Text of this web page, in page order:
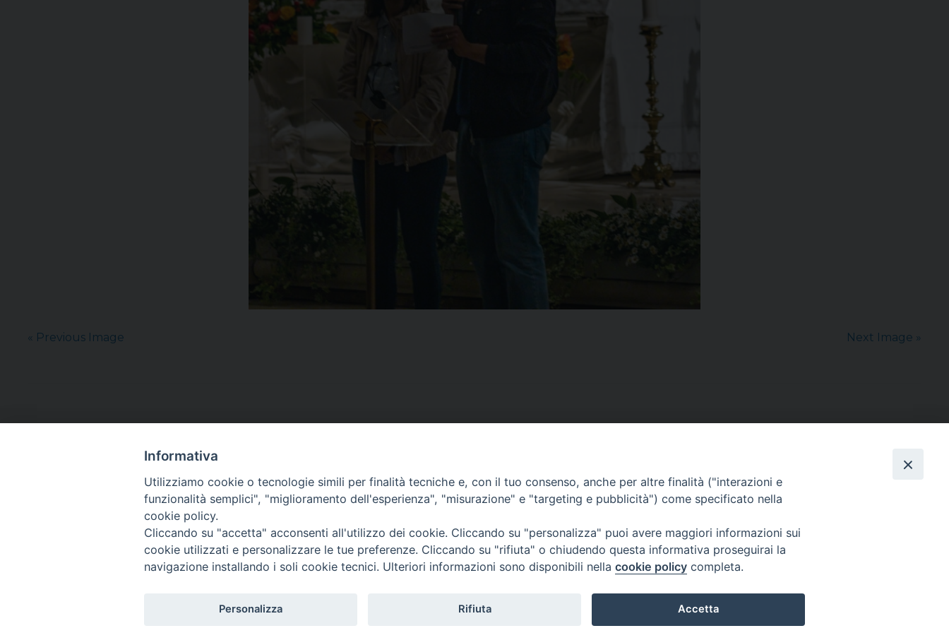
« Previous Image Next Image »
CONTATTI
via Bonporti, 20 – 35141 Padova
tel: +39 351 619 2354
e mail:ufficiovocazionipadova@gmail.com
via Valmarana, 20 – 35133 Padova
instagram:
@casasantandreapadova
e mail:casasantandreapadova@gmail.
Informativa
Utilizziamo cookie o tecnologie simili per finalità tecniche e, con il tuo consenso, anche per altre finalità ("interazioni e
funzionalità semplici", "miglioramento dell'esperienza", "misurazione" e "targeting e pubblicità") come specificato nella
cookie policy.
Cliccando su "accetta" acconsenti all'utilizzo dei cookie. Cliccando su "personalizza" puoi avere maggiori informazioni sui
cookie utilizzati e personalizzare le tue preferenze. Cliccando su "rifiuta" o chiudendo questa informativa proseguirai la
navigazione installando i soli cookie tecnici. Ulteriori informazioni sono disponibili nella cookie policy completa.
Personalizza Rifiuta Accetta